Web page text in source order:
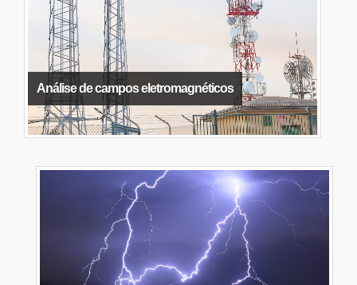
Análise de campos eletromagnéticos